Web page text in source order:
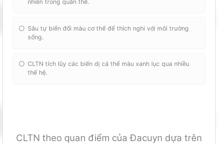
nhiên trong quần thể.
Sâu tự biến đổi màu cơ thể để thích nghi với môi trường
sống.
CLTN tích lũy các biến dị cá thể màu xanh lục qua nhiều
thế hệ.
CLTN theo quan điểm của Đacuyn dựa trên